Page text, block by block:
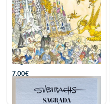
Pequeña Historia de la
Sagrada Familia
7.00€
Añadir